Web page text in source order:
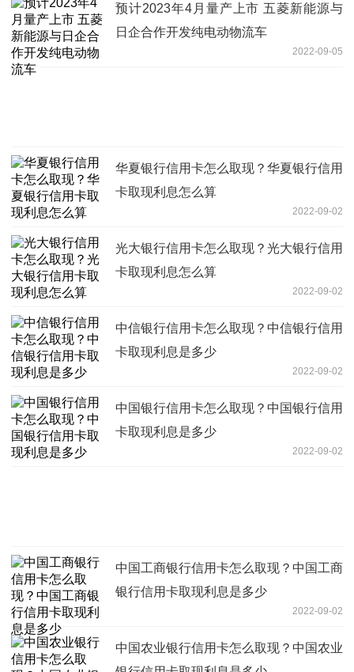
预计2023年4月量产上市 五菱新能源与
日企合作开发纯电动物流车
2022-09-05
华夏银行信用卡怎么取现？华夏银行信用
卡取现利息怎么算
2022-09-02
光大银行信用卡怎么取现？光大银行信用
卡取现利息怎么算
2022-09-02
中信银行信用卡怎么取现？中信银行信用
卡取现利息是多少
2022-09-02
中国银行信用卡怎么取现？中国银行信用
卡取现利息是多少
2022-09-02
中国工商银行信用卡怎么取现？中国工商
银行信用卡取现利息是多少
2022-09-02
中国农业银行信用卡怎么取现？中国农业